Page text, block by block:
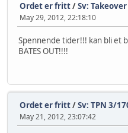
Ordet er fritt/Sv: Takeover
May 29, 2012, 22:18:10
Spennende tider!!! kan bli et
BATES OUT!!!!
Ordet er fritt/Sv: TPN 3/
May 21, 2012, 23:07:42